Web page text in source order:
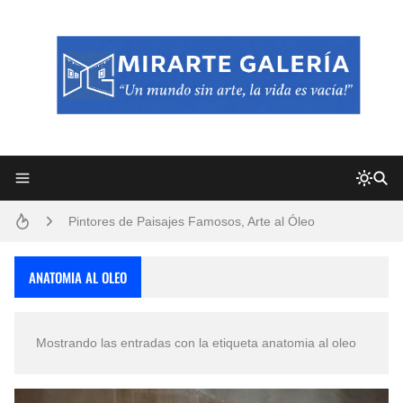
Pintores de Paisajes Famosos, Arte al Óleo
San Valentín Dibujos a Lápiz del 14 de Febrero
ANATOMIA AL OLEO
Mostrando las entradas con la etiqueta anatomia al oleo